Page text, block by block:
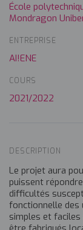
École
Mondragon
ENTREPRISE
AI!ENE
COURS
2021/2022
DESCRIPTION
Le projet aura
puissent
difficultés
fonctionnelle des
simples et